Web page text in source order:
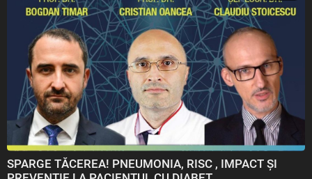
SPARGE TĂCEREA! PNEUMONIA, RISC , IMPACT ȘI